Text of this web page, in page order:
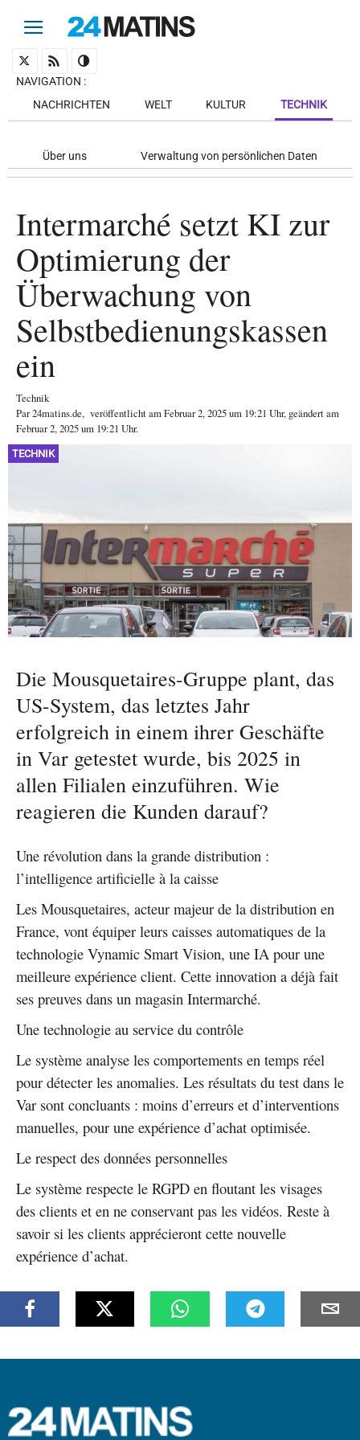
NAVIGATION :
NACHRICHTEN
WELT KULTUR TECHNIK
Über uns Verwaltung von persönlichen Daten
Intermarché setzt KI zur
Optimierung der
Überwachung von
Selbstbedienungskassen
ein
Technik
Par24matins.de, veröffentlicht amFebruar 2, 2025um 19:21 Uhr, geändert am
Februar 2, 2025 um 19:21 Uhr.
TECHNIK
Die Mousquetaires-Gruppe plant, das
US-System, das letztes Jahr
erfolgreich in einem ihrer Geschäfte
in Var getestet wurde, bis 2025 in
allen Filialen einzuführen. Wie
reagieren die Kunden darauf?
Une révolution dans la grande distribution :
l’intelligence artificielle à la caisse
Les Mousquetaires, acteur majeur de la distribution en
France, vont équiper leurs caisses automatiques de la
technologie Vynamic Smart Vision, une IA pour une
meilleure expérience client. Cette innovation a déjà fait
ses preuves dans un magasin Intermarché.
Une technologie au service du contrôle
Le système analyse les comportements en temps réel
pour détecter les anomalies. Les résultats du test dans le
Var sont concluants : moins d’erreurs et d’interventions
manuelles, pour une expérience d’achat optimisée.
Le respect des données personnelles
Le système respecte le RGPD en floutant les visages
des clients et en ne conservant pas les vidéos. Reste à
savoir si les clients apprécieront cette nouvelle
expérience d’achat.